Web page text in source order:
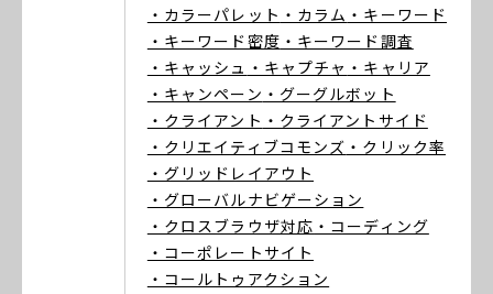
・カラーパレット ・カラム ・キーワード
・キーワード密度 ・キーワード調査
・キャッシュ ・キャプチャ ・キャリア
・キャンペーン ・グーグルボット
・クライアント ・クライアントサイド
・クリエイティブコモンズ ・クリック率
・グリッドレイアウト
・グローバルナビゲーション
・クロスブラウザ対応 ・コーディング
・コーポレートサイト
・コールトゥアクション